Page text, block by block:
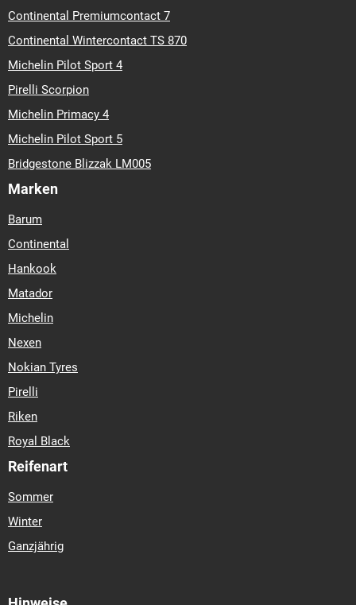
Continental Premiumcontact 7
Continental Wintercontact TS 870
Michelin Pilot Sport 4
Pirelli Scorpion
Michelin Primacy 4
Michelin Pilot Sport 5
Bridgestone Blizzak LM005
Marken
Barum
Continental
Hankook
Matador
Michelin
Nexen
Nokian Tyres
Pirelli
Riken
Royal Black
Reifenart
Sommer
Winter
Ganzjährig